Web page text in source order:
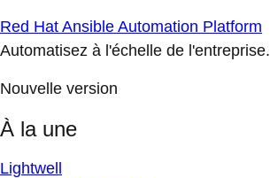
Red Hat Ansible Automation Platform
Automatisez à l'échelle de l'entreprise.
Nouvelle version
À la une
Lightwell